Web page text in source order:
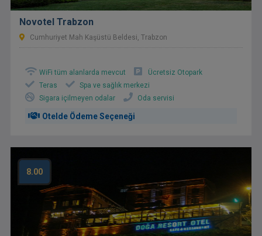
Novotel Trabzon
Cumhuriyet Mah Kaşüstü Beldesi, Trabzon
WiFi tüm alanlarda mevcut
Ücretsiz Otopark
Teras
Spa ve sağlık merkezi
Sigara içilmeyen odalar
Oda servisi
Otelde Ödeme Seçeneği
8.00